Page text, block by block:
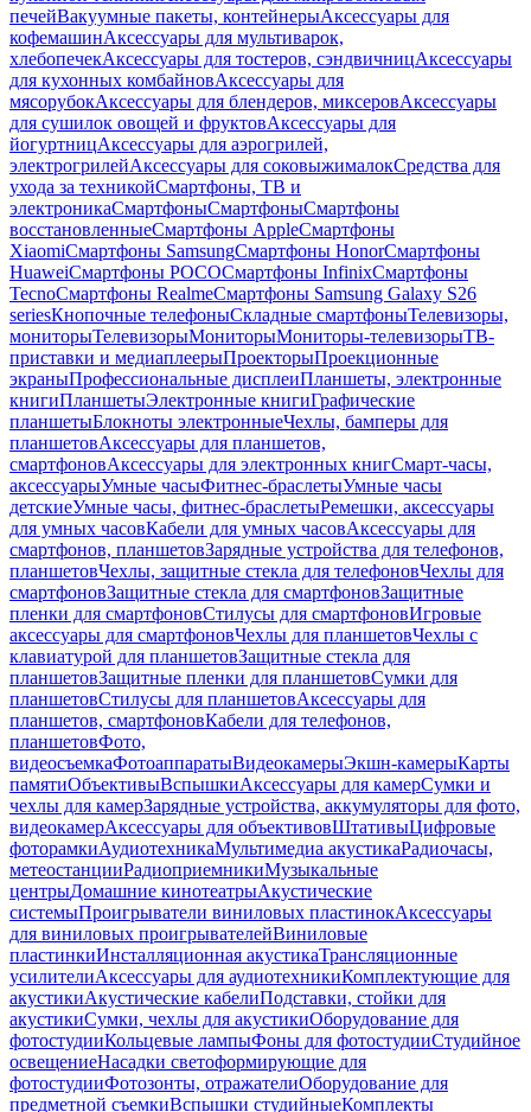
печейВакуумные пакеты, контейнерыАксессуары для
кофемашинАксессуары для мультиварок,
хлебопечекАксессуары для тостеров, сэндвичницАксессуары
для кухонных комбайновАксессуары для
мясорубокАксессуары для блендеров, миксеровАксессуары
для сушилок овощей и фруктовАксессуары для
йогуртницАксессуары для аэрогрилей,
электрогрилейАксессуары для соковыжималокСредства для
ухода за техникойСмартфоны, ТВ и
электроникаСмартфоныСмартфоныСмартфоны
восстановленныеСмартфоны AppleСмартфоны
XiaomiСмартфоны SamsungСмартфоны HonorСмартфоны
HuaweiСмартфоны POCOСмартфоны InfinixСмартфоны
TecnoСмартфоны RealmeСмартфоны Samsung Galaxy S26
seriesКнопочные телефоныСкладные смартфоныТелевизоры,
мониторыТелевизорыМониторыМониторы-телевизорыТВ-
приставки и медиаплеерыПроекторыПроекционные
экраныПрофессиональные дисплеиПланшеты, электронные
книгиПланшетыЭлектронные книгиГрафические
планшетыБлокноты электронныеЧехлы, бамперы для
планшетовАксессуары для планшетов,
смартфоновАксессуары для электронных книгСмарт-часы,
аксессуарыУмные часыФитнес-браслетыУмные часы
детскиеУмные часы, фитнес-браслетыРемешки, аксессуары
для умных часовКабели для умных часовАксессуары для
смартфонов, планшетовЗарядные устройства для телефонов,
планшетовЧехлы, защитные стекла для телефоновЧехлы для
смартфоновЗащитные стекла для смартфоновЗащитные
пленки для смартфоновСтилусы для смартфоновИгровые
аксессуары для смартфоновЧехлы для планшетовЧехлы с
клавиатурой для планшетовЗащитные стекла для
планшетовЗащитные пленки для планшетовСумки для
планшетовСтилусы для планшетовАксессуары для
планшетов, смартфоновКабели для телефонов,
планшетовФото,
видеосъемкаФотоаппаратыВидеокамерыЭкшн-камерыКарты
памятиОбъективыВспышкиАксессуары для камерСумки и
чехлы для камерЗарядные устройства, аккумуляторы для фото,
видеокамерАксессуары для объективовШтативыЦифровые
фоторамкиАудиотехникаМультимедиа акустикаРадиочасы,
метеостанцииРадиоприемникиМузыкальные
центрыДомашние кинотеатрыАкустические
системыПроигрыватели виниловых пластинокАксессуары
для виниловых проигрывателейВиниловые
пластинкиИнсталляционная акустикаТрансляционные
усилителиАксессуары для аудиотехникиКомплектующие для
акустикиАкустические кабелиПодставки, стойки для
акустикиСумки, чехлы для акустикиОборудование для
фотостудииКольцевые лампыФоны для фотостудииСтудийное
освещениеНасадки светоформирующие для
фотостудииФотозонты, отражателиОборудование для
предметной съемкиВспышки студийныеКомплекты